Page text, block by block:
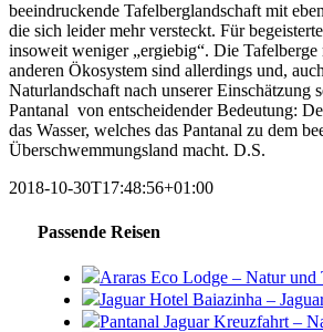
beeindruckende Tafelberglandschaft mit
die sich leider mehr versteckt. Für
insoweit weniger „ergiebig“. Die
anderen Ökosystem sind allerdings und,
Naturlandschaft nach unserer Einschätzung
Pantanal von entscheidender Bedeutung:
das Wasser, welches das Pantanal zu dem
Überschwemmungsland macht. D.S.
2018-10-30T17:48:56+01:00
Passende Reisen
Araras Eco Lodge – Natur und
Jaguar Hotel Baiazinha –
Pantanal Jaguar Kreuzfahrt –